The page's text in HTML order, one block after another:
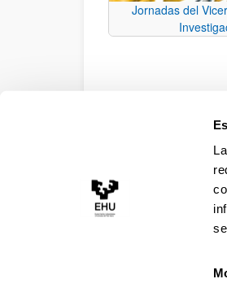
Jornadas del